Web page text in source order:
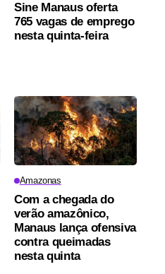
Sine Manaus oferta
765 vagas de emprego
nesta quinta-feira
Amazonas
Com a chegada do
verão amazônico,
Manaus lança ofensiva
contra queimadas
nesta quinta